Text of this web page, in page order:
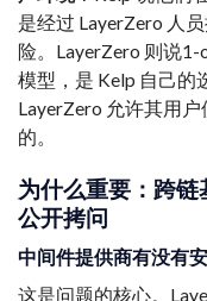
是经过 LayerZero 人
险。LayerZero 则说
模型，是 Kelp 自己
LayerZero 允许其用
的。
为什么重要：跨
公开拷问
中间件提供商有没有
这是问题的核心。